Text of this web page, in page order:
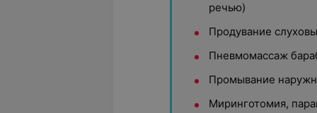
речью)
Продувание
Пневмомассаж
Промывание
Миринготомия,